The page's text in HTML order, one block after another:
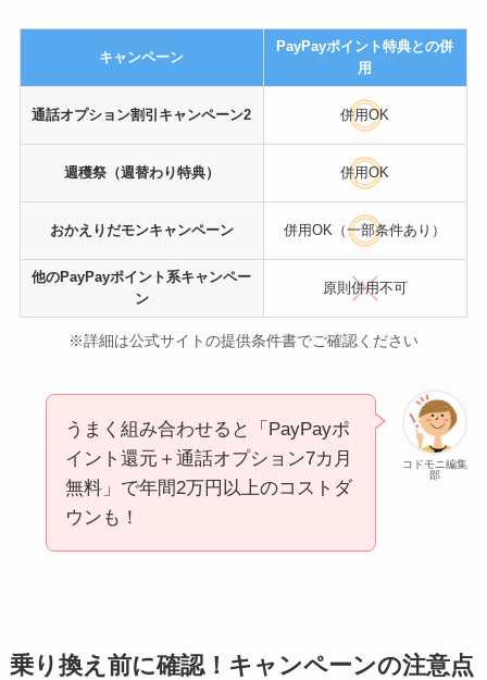
キャンペーン
PayPayポイント特典との併
用
通話オプション割引キャンペーン2 併用OK
週穫祭（週替わり特典） 併用OK
おかえりだモンキャンペーン 併用OK（一部条件あり）
他のPayPayポイント系キャンペー
ン
原則併用不可
※詳細は公式サイトの提供条件書でご確認ください
コドモニ編集
部
うまく組み合わせると「PayPayポ
イント還元＋通話オプション7カ月
無料」で年間2万円以上のコストダ
ウンも！
乗り換え前に確認！キャンペーンの注意点